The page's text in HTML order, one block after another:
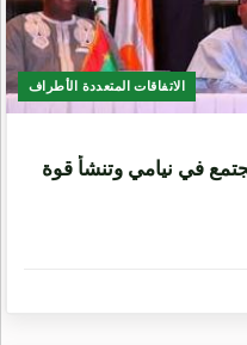
الاتفاقات المتعددة الأطراف
في نيامي وتنشأ قوة